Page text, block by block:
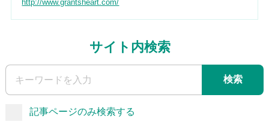
http://www.grantsheart.com/
サイト内検索
検索
記事ページのみ検索する